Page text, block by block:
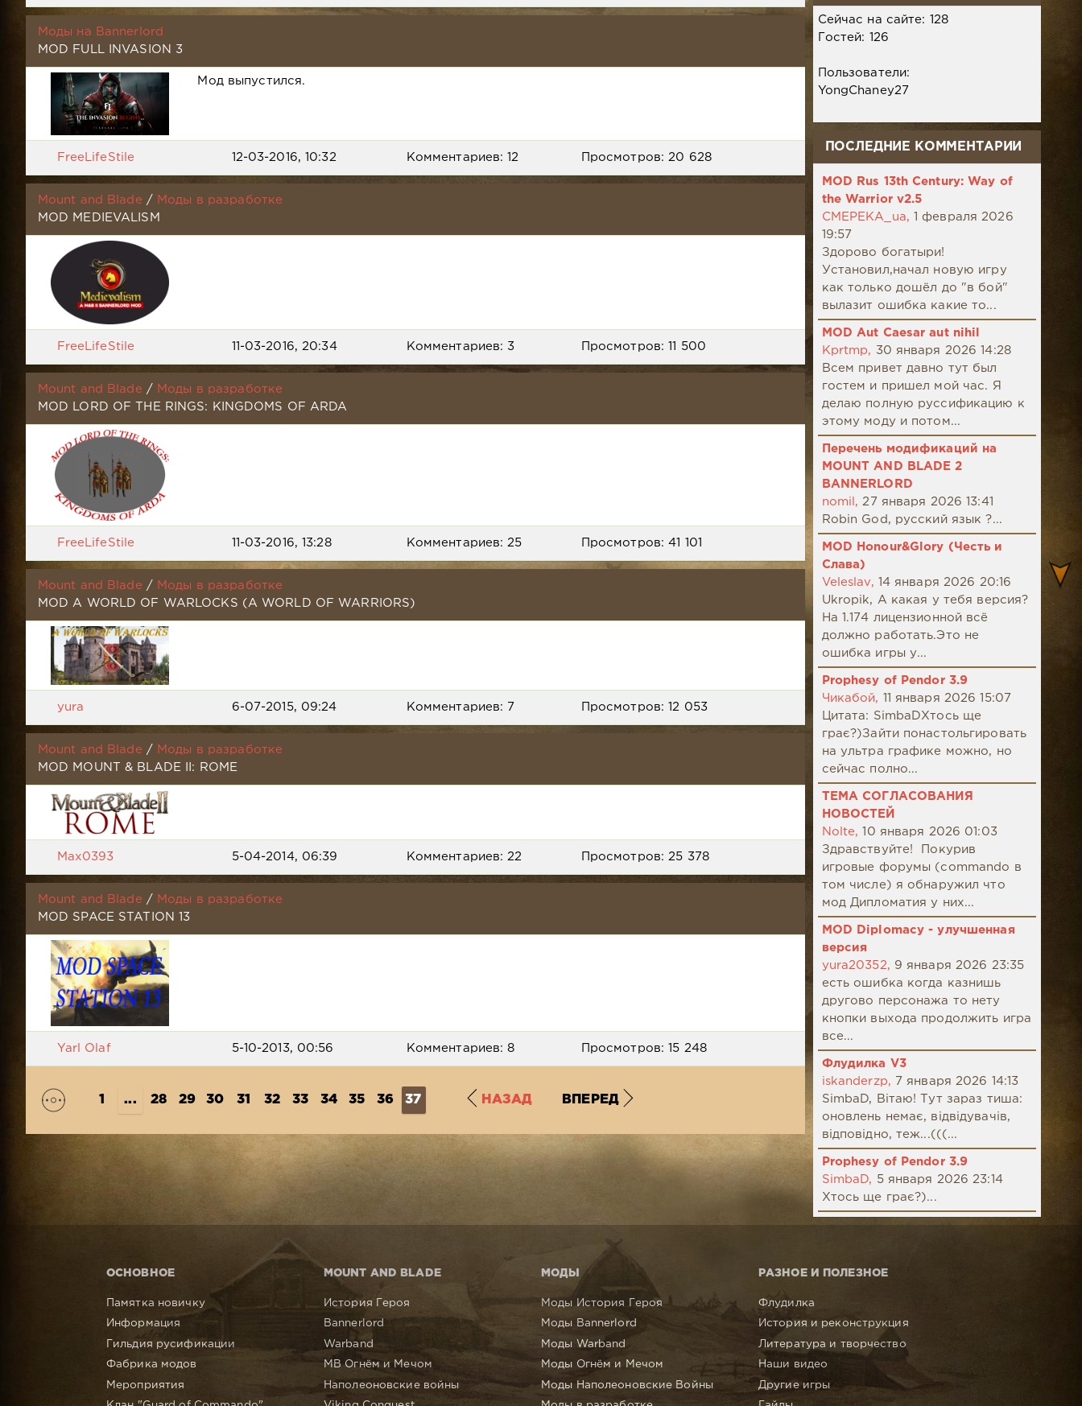
Моды на Bannerlord
MOD FULL INVASION 3
Мод выпустился.
FreeLifeStile 12-03-2016, 10:32 Комментариев: 12 Просмотров: 20 628
Mount and Blade /
Моды в разработке
MOD MEDIEVALISM
FreeLifeStile 11-03-2016, 20:34 Комментариев: 3 Просмотров: 11 500
Mount and Blade /
Моды в разработке
MOD LORD OF THE RINGS: KINGDOMS OF ARDA
FreeLifeStile 11-03-2016, 13:28 Комментариев: 25 Просмотров: 41 101
Mount and Blade /
Моды в разработке
MOD A WORLD OF WARLOCKS (A WORLD OF WARRIORS)
yura 6-07-2015, 09:24 Комментариев: 7 Просмотров: 12 053
Mount and Blade /
Моды в разработке
MOD MOUNT & BLADE II: ROME
Max0393 5-04-2014, 06:39 Комментариев: 22 Просмотров: 25 378
Mount and Blade /
Моды в разработке
MOD SPACE STATION 13
Yarl Olaf 5-10-2013, 00:56 Комментариев: 8 Просмотров: 15 248
1 ... 28 29 30 31 32 33 34 35 36 37 НАЗАД ВПЕРЕД
Сейчас на сайте: 128
Гостей: 126
Пользователи:
YongChaney27
ПОСЛЕДНИЕ КОММЕНТАРИИ
MOD Rus 13th Century: Way of
the Warrior v2.5
CMEPEKA_ua,
1 февраля 2026
19:57
Здорово богатыри!
Установил,начал новую игру
как только дошёл до "в бой"
вылазит ошибка какие то...
MOD Aut Caesar aut nihil
Kprtmp,
30 января 2026 14:28
Всем привет давно тут был
гостем и пришел мой час. Я
делаю полную руссификацию к
этому моду и потом...
Перечень модификаций на
MOUNT AND BLADE 2
BANNERLORD
nomil, 27 января 2026 13:41
Robin God, русский язык ?...
MOD Honour&Glory (Честь и
Слава)
Veleslav,
14 января 2026 20:16
Ukropik, А какая у тебя версия?
На 1.174 лицензионной всё
должно работать.Это не
ошибка игры у...
Prophesy of Pendor 3.9
Чикабой,
11 января 2026 15:07
Цитата: SimbaDХтось ще
грає?)Зайти понастольгировать
на ультра графике можно, но
сейчас полно...
ТЕМА СОГЛАСОВАНИЯ
НОВОСТЕЙ
Nolte,
10 января 2026 01:03
Здравствуйте! Покурив
игровые форумы (commando в
том числе) я обнаружил что
мод Дипломатия у них...
MOD Diplomacy - улучшенная
версия
yura20352, 9 января 2026 23:35
есть ошибка когда казнишь
другово персонажа то нету
кнопки выхода продолжить игра
все...
Флудилка V3
iskanderzp,
7 января 2026 14:13
SimbaD, Вітаю! Тут зараз тиша:
оновлень немає, відвідувачів,
відповідно, теж...(((...
Prophesy of Pendor 3.9
SimbaD,
5 января 2026 23:14
Хтось ще грає?)...
ОСНОВНОЕ
Памятка новичку
Информация
Гильдия русификации
Фабрика модов
Мероприятия
MOUNT AND BLADE
История Героя
Bannerlord
Warband
MB Огнём и Мечом
Наполеоновские войны
МОДЫ
Моды История Героя
Моды Bannerlord
Моды Warband
Моды Огнём и Мечом
Моды Наполеоновские Войны
РАЗНОЕ И ПОЛЕЗНОЕ
Флудилка
История и реконструкция
Литература и творчество
Наши видео
Другие игры